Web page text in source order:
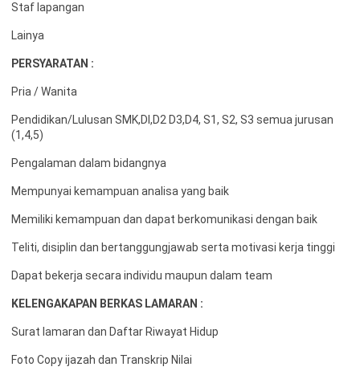
Staf lapangan
Lainya
PERSYARATAN :
Pria / Wanita
Pendidikan/Lulusan SMK,DI,D2 D3,D4, S1, S2, S3 semua jurusan
(1,4,5)
Pengalaman dalam bidangnya
Mempunyai kemampuan analisa yang baik
Memiliki kemampuan dan dapat berkomunikasi dengan baik
Teliti, disiplin dan bertanggungjawab serta motivasi kerja tinggi
Dapat bekerja secara individu maupun dalam team
KELENGAKAPAN BERKAS LAMARAN :
Surat lamaran dan Daftar Riwayat Hidup
Foto Copy ijazah dan Transkrip Nilai